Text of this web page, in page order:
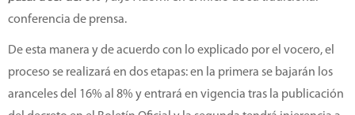
conferencia de prensa.
De esta manera y de acuerdo con lo explicado por el vocero, el
proceso se realizará en dos etapas: en la primera se bajarán los
aranceles del 16% al 8% y entrará en vigencia tras la publicación